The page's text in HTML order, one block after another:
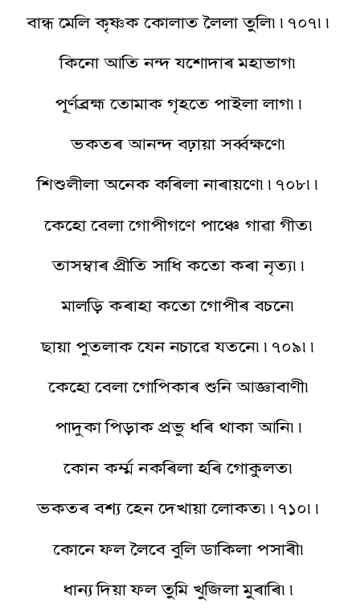
বান্ধ মেলি কৃষ্ণক কোলাত লৈলা তুলি৷৷৭০৭৷৷
কিনো আতি নন্দ যশোদাৰ মহাভাগ৷
পূৰ্ণব্ৰহ্ম তোমাক গৃহতে পাইলা লাগ৷৷
ভকতৰ আনন্দ বঢ়ায়া সৰ্ব্বক্ষণে৷
শিশুলীলা অনেক কৰিলা নাৰায়ণে৷৷৭০৮৷৷
কেহো বেলা গোপীগণে পাঞ্চে গাৱা গীত৷
তাসম্বাৰ প্ৰীতি সাধি কতো কৰা নৃত্য৷৷
মালড়ি কৰাহা কতো গোপীৰ বচনে৷
ছায়া পুতলাক যেন নচাৱে যতনে৷৷৭০৯৷৷
কেহো বেলা গোপিকাৰ শুনি আজ্ঞাবাণী৷
পাদুকা পিড়াক প্ৰভু ধৰি থাকা আনি৷৷
কোন কৰ্ম্ম নকৰিলা হৰি গোকুলত৷
ভকতৰ বশ্য হেন দেখায়া লোকত৷৷৭১০৷৷
কোনে ফল লৈবে বুলি ডাকিলা পসাৰী৷
ধান্য দিয়া ফল তুমি খুজিলা মুৰাৰি৷৷